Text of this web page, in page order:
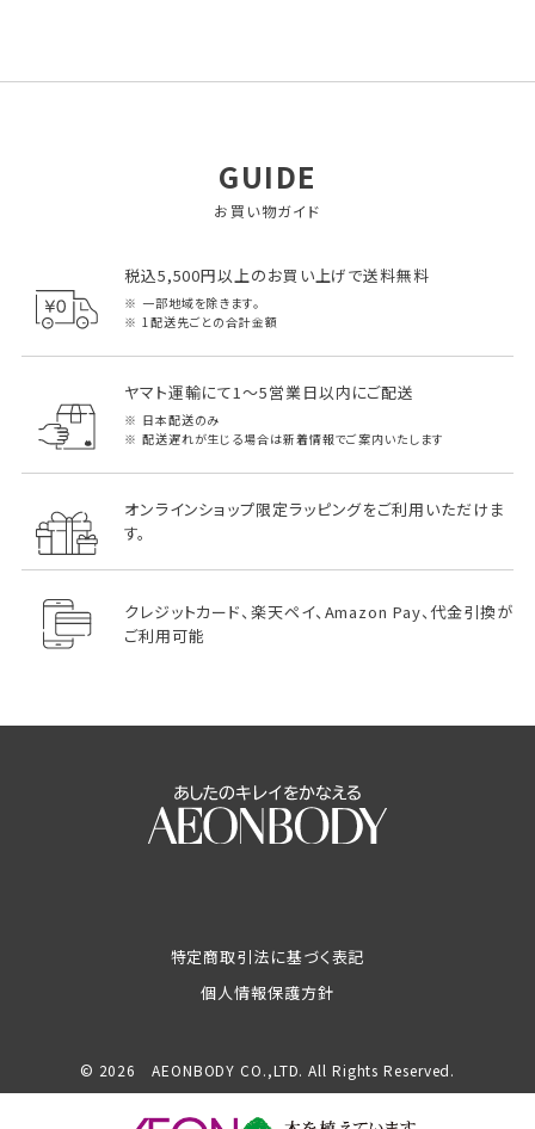
GUIDE
お買い物ガイド
税込5,500円以上のお買い上げで送料無料
一部地域を除きます。
1配送先ごとの合計金額
ヤマト運輸にて1～5営業日以内にご配送
日本配送のみ
配送遅れが生じる場合は新着情報でご案内いたします
オンラインショップ限定ラッピングをご利用いただけま
す。
クレジットカード、楽天ペイ、Amazon Pay、代金引換が
ご利用可能
特定商取引法に基づく表記
個人情報保護方針
© 2026 AEONBODY CO.,LTD. All Rights Reserved.